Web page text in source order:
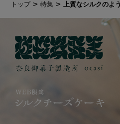
トップ 特集 上質なシルクのよ